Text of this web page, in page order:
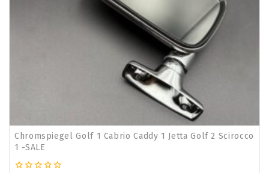
Chromspiegel Golf 1 Cabrio Caddy 1 Jetta Golf 2 Scirocco
1 -SALE